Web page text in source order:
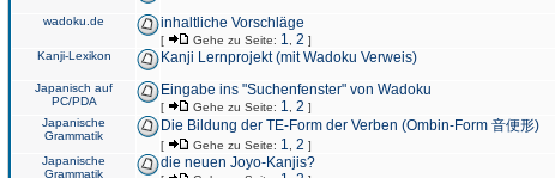
wadoku.de inhaltliche Vorschläge
[ Gehe zu Seite: 1 2 ]
Kanji-Lexikon Kanji Lernprojekt (mit Wadoku Verweis)
Japanisch auf
PC/PDA
Eingabe ins "Suchenfenster" von Wadoku
[ Gehe zu Seite: 1 2 ]
Japanische
Grammatik
Die Bildung der TE-Form der Verben (Ombin-Form 音便形)
[ Gehe zu Seite: 1 2 ]
Japanische
Grammatik
die neuen Joyo-Kanjis?